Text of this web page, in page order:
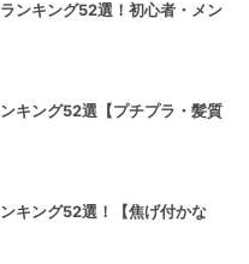
ンキング52選！初心者・メン
キング52選【プチプラ・髪質
キング52選！【焦げ付かな